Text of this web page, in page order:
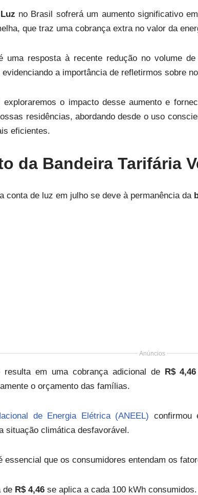
no Brasil sofrerá um aumento significativo
que traz uma cobrança extra no valor da
uma resposta à recente redução no volume
a importância de refletirmos sobre
exploraremos o impacto desse aumento e
residências, abordando desde o uso
eficientes.
da Bandeira Tarifária
conta de luz em julho se deve à permanência da
Anúncios
resulta em uma cobrança adicional de R$
o orçamento das famílias.
de Energia Elétrica (ANEEL) confirmou
situação climática desfavorável.
essencial que os consumidores entendam os
de R$ 4,46se aplica a cada 100 kWh consumidos.